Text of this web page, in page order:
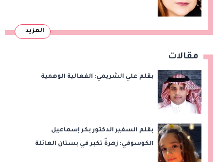
المزيد
مقالات
بقلم علي الشريمي: الفعالية الوهمية
بقلم السفير الدكتور بكر إسماعيل
الكوسوفي: زهرةٌ تكبر في بستان العائلة